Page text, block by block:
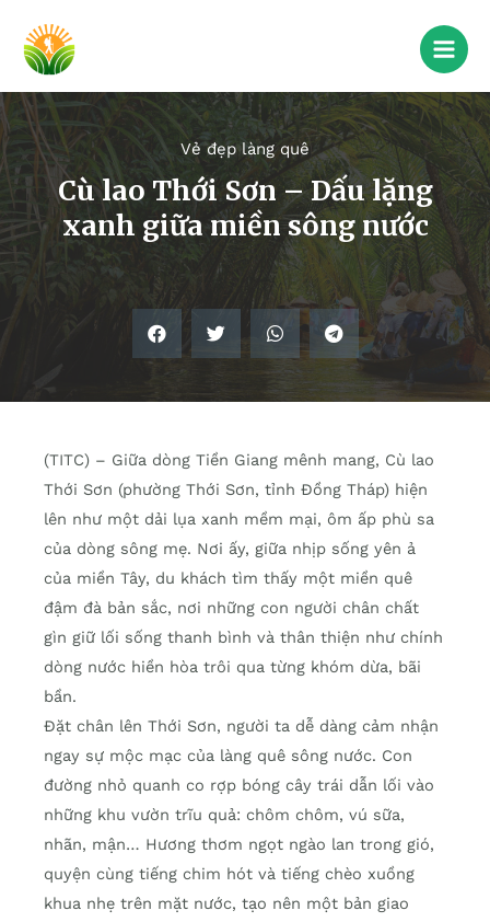
Vẻ đẹp làng quê
Cù lao Thới Sơn – Dấu lặng
xanh giữa miền sông nước
(TITC) – Giữa dòng Tiền Giang mênh mang, Cù lao
Thới Sơn (phường Thới Sơn, tỉnh Đồng Tháp) hiện
lên như một dải lụa xanh mềm mại, ôm ấp phù sa
của dòng sông mẹ. Nơi ấy, giữa nhịp sống yên ả
của miền Tây, du khách tìm thấy một miền quê
đậm đà bản sắc, nơi những con người chân chất
gìn giữ lối sống thanh bình và thân thiện như chính
dòng nước hiền hòa trôi qua từng khóm dừa, bãi
bần.
Đặt chân lên Thới Sơn, người ta dễ dàng cảm nhận
ngay sự mộc mạc của làng quê sông nước. Con
đường nhỏ quanh co rợp bóng cây trái dẫn lối vào
những khu vườn trĩu quả: chôm chôm, vú sữa,
nhãn, mận… Hương thơm ngọt ngào lan trong gió,
quyện cùng tiếng chim hót và tiếng chèo xuồng
khua nhẹ trên mặt nước, tạo nên một bản giao